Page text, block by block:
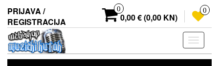
sadržaj
PRIJAVA /
REGISTRACIJA
0
0,00 € (0,00 KN)
0